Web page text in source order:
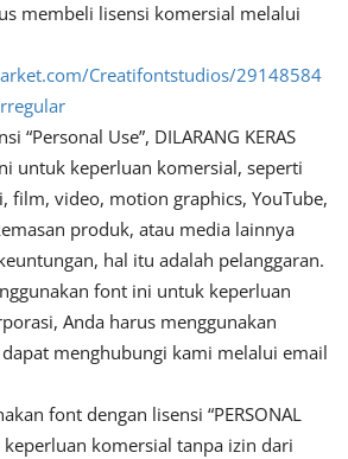
membeli lisensi komersial melalui
Creatifontstudios/29148584
“Personal Use”, DILARANG KERAS
untuk keperluan komersial, seperti
film, video, motion graphics, YouTube,
produk, atau media lainnya
hal itu adalah pelanggaran.
font ini untuk keperluan
Anda harus menggunakan
menghubungi kami melalui email
font dengan lisensi “PERSONAL
keperluan komersial tanpa izin dari